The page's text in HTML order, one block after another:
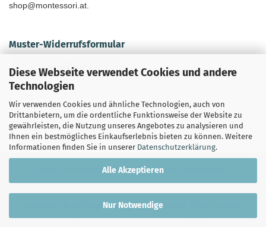
Diese Webseite verwendet Cookies und andere
Technologien
Wir verwenden Cookies und ähnliche Technologien, auch von
Drittanbietern, um die ordentliche Funktionsweise der Website zu
gewährleisten, die Nutzung unseres Angebotes zu analysieren und
Ihnen ein bestmögliches Einkaufserlebnis bieten zu können. Weitere
Informationen finden Sie in unserer Datenschutzerklärung.
Alle Akzeptieren
Nur Notwendige
shop@montessori.at.
Muster-Widerrufsformular
ZURÜCK
Privatsphäre und Datenschutz
Versand- & Zahlungsbedingungen
Cookie Einstellungen